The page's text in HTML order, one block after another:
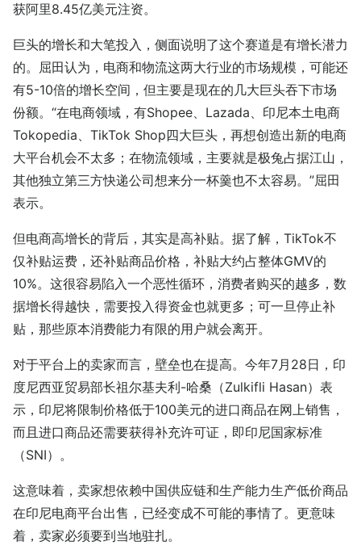
获阿里8.45亿美元注资。
巨头的增长和大笔投入，侧面说明了这个赛道是有增长潜力
的。屈田认为，电商和物流这两大行业的市场规模，可能还
有5-10倍的增长空间，但主要是现在的几大巨头吞下市场
份额。“在电商领域，有Shopee、Lazada、印尼本土电商
Tokopedia、TikTok Shop四大巨头，再想创造出新的电商
大平台机会不太多；在物流领域，主要就是极兔占据江山，
其他独立第三方快递公司想来分一杯羹也不太容易。”屈田
表示。
但电商高增长的背后，其实是高补贴。据了解，TikTok不
仅补贴运费，还补贴商品价格，补贴大约占整体GMV的
10%。这很容易陷入一个恶性循环，消费者购买的越多，数
据增长得越快，需要投入得资金也就更多；可一旦停止补
贴，那些原本消费能力有限的用户就会离开。
对于平台上的卖家而言，壁垒也在提高。今年7月28日，印
度尼西亚贸易部长祖尔基夫利-哈桑（Zulkifli Hasan）表
示，印尼将限制价格低于100美元的进口商品在网上销售，
而且进口商品还需要获得补充许可证，即印尼国家标准
（SNI）。
这意味着，卖家想依赖中国供应链和生产能力生产低价商品
在印尼电商平台出售，已经变成不可能的事情了。更意味
着，卖家必须要到当地驻扎。